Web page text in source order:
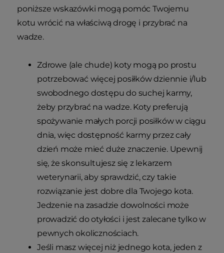
poniższe wskazówki mogą pomóc Twojemu
kotu wrócić na właściwą drogę i przybrać na
wadze.
Zdrowe (ale chude) koty mogą po prostu
potrzebować więcej posiłków dziennie i/lub
swobodnego dostępu do suchej karmy,
żeby przybrać na wadze. Koty preferują
spożywanie małych porcji posiłków w ciągu
dnia, więc dostępność karmy przez cały
dzień może mieć duże znaczenie. Upewnij
się, że skonsultujesz się z lekarzem
weterynarii, aby sprawdzić, czy takie
rozwiązanie jest dobre dla Twojego kota.
Jedzenie na zasadzie dowolności może
prowadzić do otyłości i jest zalecane tylko w
pewnych okolicznościach.
Jeśli masz więcej niż jednego kota, jeden z